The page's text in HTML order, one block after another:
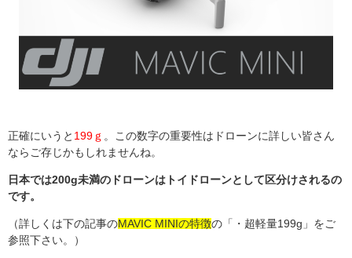
正確にいうと 199ｇ 。この数字の重要性はドローンに詳しい皆さん
ならご存じかもしれませんね。
日本では200g未満のドローンはトイドローンとして区分けされるの
です。
（詳しくは下の記事のMAVIC MINIの特徴の「・超軽量199g」をご
参照下さい。）